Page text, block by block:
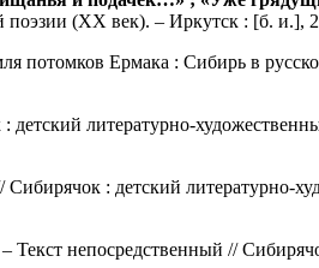
(XX век). – Иркутск : [б. и.],
потомков Ермака : Сибирь в
литературно-
: детский литературно-
непосредственный //